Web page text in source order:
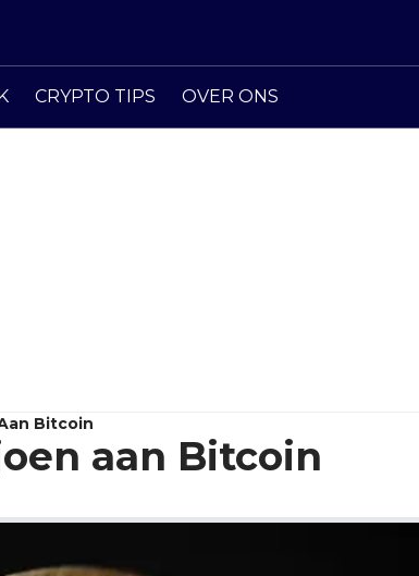
CRYPTO TIPS OVER ONS
Bitcoin
aan Bitcoin